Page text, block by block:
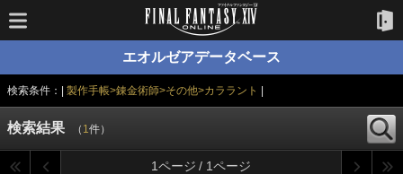
エオルゼアデータベース
検索条件：| 製作手帳>錬金術師>その他>カララント
検索結果 （ 1件）
1ページ / 1ページ